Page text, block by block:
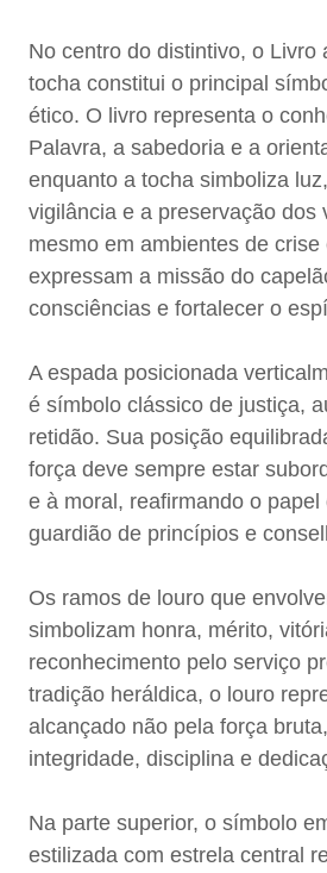
No centro do distintivo, o Livro
tocha constitui o principal
ético. O livro representa o
Palavra, a sabedoria e a
enquanto a tocha simboliza
vigilância e a preservação dos
mesmo em ambientes de
expressam a missão do
consciências e fortalecer o
A espada posicionada
é símbolo clássico de justiça,
retidão. Sua posição
força deve sempre estar
e à moral, reafirmando o
guardião de princípios e
Os ramos de louro que
simbolizam honra, mérito,
reconhecimento pelo serviço
tradição heráldica, o louro
alcançado não pela força
integridade, disciplina e
Na parte superior, o símbolo
estilizada com estrela central